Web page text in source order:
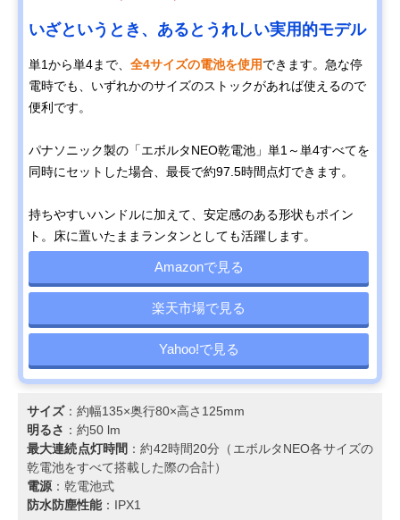
いざというとき、あるとうれしい実用的モデル
単1から単4まで、 全4サイズの電池を使用できます。急な停
電時でも、いずれかのサイズのストックがあれば使えるので
便利です。
パナソニック製の「エボルタNEO乾電池」単1～単4すべてを
同時にセットした場合、最長で約97.5時間点灯できます。
持ちやすいハンドルに加えて、安定感のある形状もポイン
ト。床に置いたままランタンとしても活躍します。
Amazonで見る
楽天市場で見る
Yahoo!で見る
サイズ：約幅135×奥行80×高さ125mm
明るさ ：約50 lm
最大連続点灯時間 ：約42時間20分（エボルタNEO各サイズの
乾電池をすべて搭載した際の合計）
電源 ：乾電池式
防水防塵性能：IPX1